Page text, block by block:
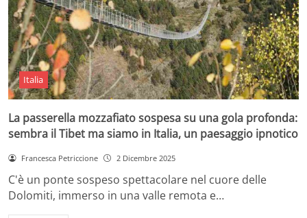
Italia
La passerella mozzafiato sospesa su una gola profonda:
sembra il Tibet ma siamo in Italia, un paesaggio ipnotico
Francesca Petriccione 2 Dicembre 2025
C'è un ponte sospeso spettacolare nel cuore delle
Dolomiti, immerso in una valle remota e…